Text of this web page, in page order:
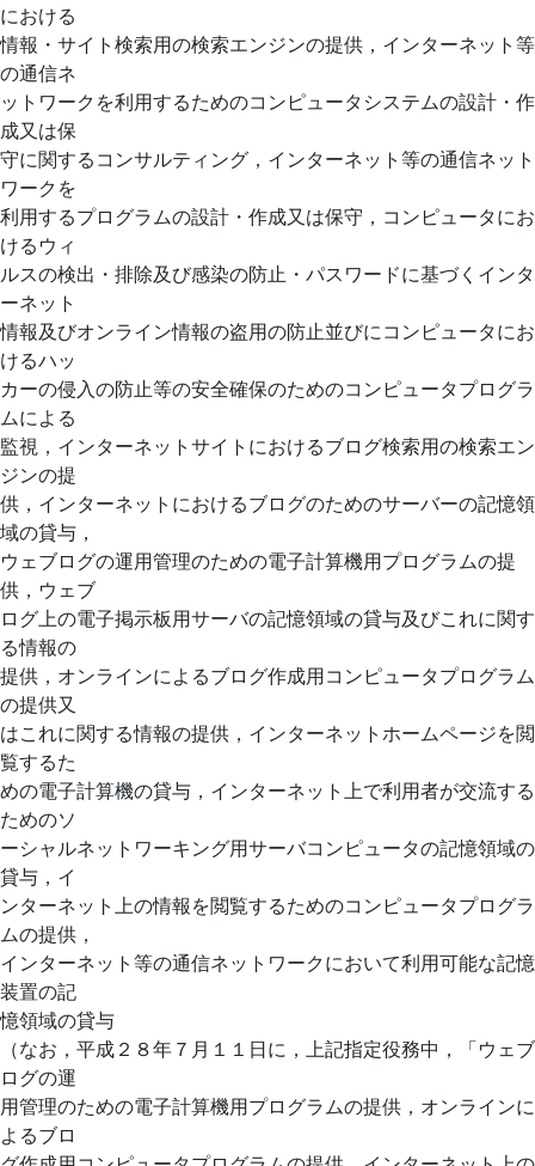
における
情報・サイト検索用の検索エンジンの提供，インターネット等
の通信ネ
ットワークを利用するためのコンピュータシステムの設計・作
成又は保
守に関するコンサルティング，インターネット等の通信ネット
ワークを
利用するプログラムの設計・作成又は保守，コンピュータにお
けるウィ
ルスの検出・排除及び感染の防止・パスワードに基づくインタ
ーネット
情報及びオンライン情報の盗用の防止並びにコンピュータにお
けるハッ
カーの侵入の防止等の安全確保のためのコンピュータプログラ
ムによる
監視，インターネットサイトにおけるブログ検索用の検索エン
ジンの提
供，インターネットにおけるブログのためのサーバーの記憶領
域の貸与，
ウェブログの運用管理のための電子計算機用プログラムの提
供，ウェブ
ログ上の電子掲示板用サーバの記憶領域の貸与及びこれに関す
る情報の
提供，オンラインによるブログ作成用コンピュータプログラム
の提供又
はこれに関する情報の提供，インターネットホームページを閲
覧するた
めの電子計算機の貸与，インターネット上で利用者が交流する
ためのソ
ーシャルネットワーキング用サーバコンピュータの記憶領域の
貸与，イ
ンターネット上の情報を閲覧するためのコンピュータプログラ
ムの提供，
インターネット等の通信ネットワークにおいて利用可能な記憶
装置の記
憶領域の貸与
（なお，平成２８年７月１１日に，上記指定役務中，「ウェブ
ログの運
用管理のための電子計算機用プログラムの提供，オンラインに
よるブロ